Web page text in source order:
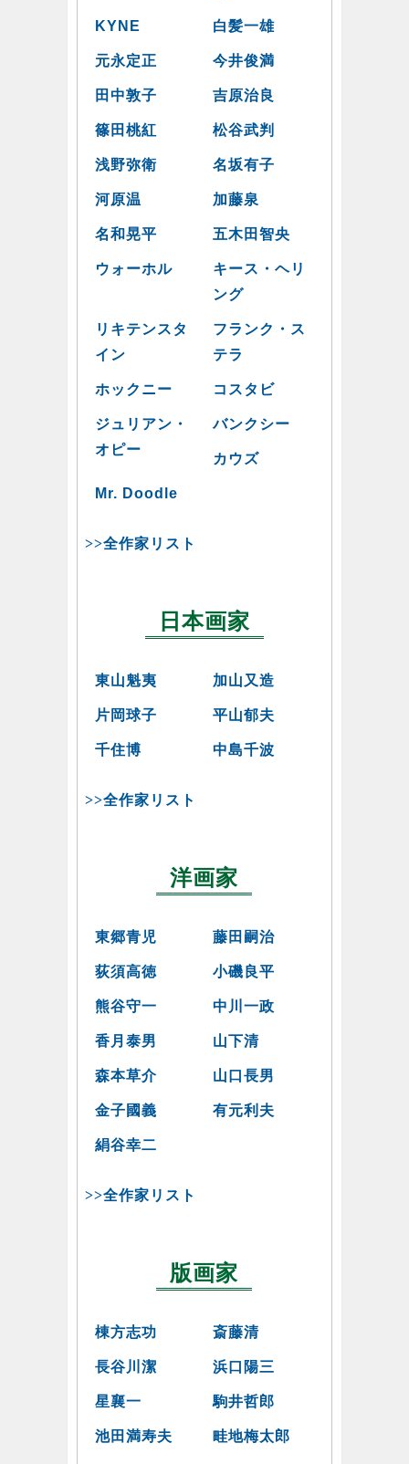
KYNE 白髪一雄
元永定正 今井俊満
田中敦子 吉原治良
篠田桃紅 松谷武判
浅野弥衛 名坂有子
河原温 加藤泉
名和晃平 五木田智央
ウォーホル
キース・ヘリ
ング
リキテンスタ
イン
フランク・ス
テラ
ホックニー コスタビ
ジュリアン・
オピー
バンクシー
カウズ
Mr. Doodle
>>全作家リスト
日本画家
東山魁夷 加山又造
片岡球子 平山郁夫
千住博 中島千波
>>全作家リスト
洋画家
東郷青児 藤田嗣治
荻須高徳 小磯良平
熊谷守一 中川一政
香月泰男 山下清
森本草介 山口長男
金子國義 有元利夫
絹谷幸二
>>全作家リスト
版画家
棟方志功 斎藤清
長谷川潔 浜口陽三
星襄一 駒井哲郎
池田満寿夫 畦地梅太郎